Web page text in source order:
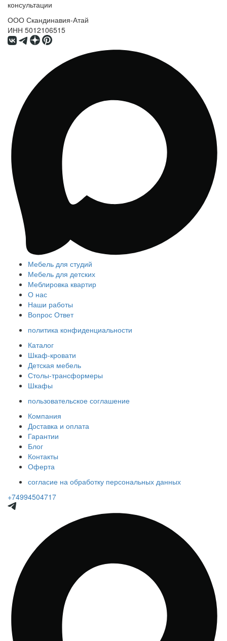
консультации
ООО Скандинавия-Атай
ИНН 5012106515
Мебель для студий
Мебель для детских
Меблировка квартир
О нас
Наши работы
Вопрос Ответ
политика конфиденциальности
Каталог
Шкаф-кровати
Детская мебель
Столы-трансформеры
Шкафы
пользовательское соглашение
Компания
Доставка и оплата
Гарантии
Блог
Контакты
Оферта
согласие на обработку персональных данных
+74994504717